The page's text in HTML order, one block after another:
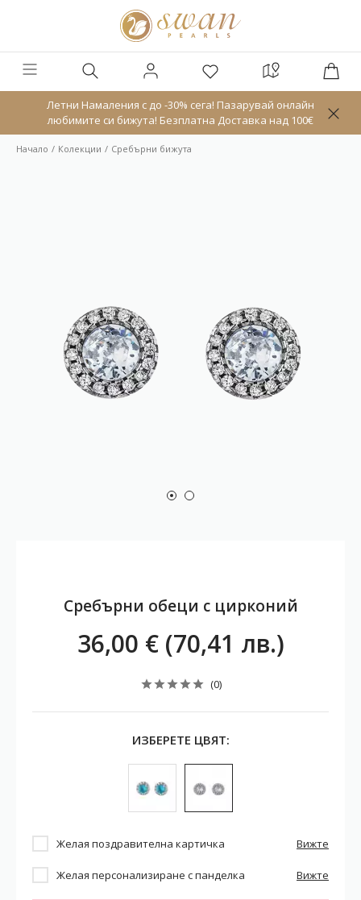
Летни Намаления с до -30% сега! Пазарувай онлайн
любимите си бижута! Безплатна Доставка над 100€
Начало Колекции Сребърни бижута
Сребърни обеци с цирконий
36,00 € (70,41 лв.)
(0)
ИЗБЕРЕТЕ ЦВЯТ:
Желая поздравителна картичка Вижте
Желая персонализиране с панделка Вижте